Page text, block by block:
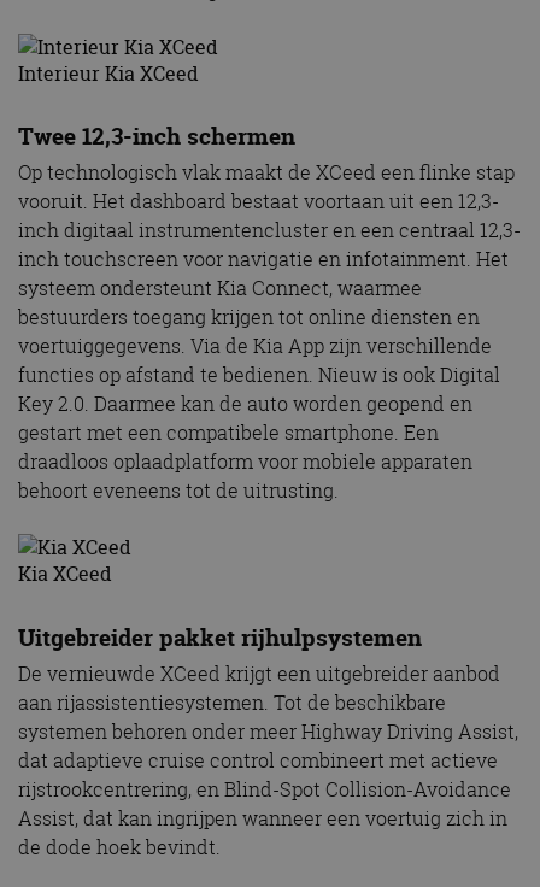
Interieur Kia XCeed
Twee 12,3-inch schermen
Op technologisch vlak maakt de XCeed een flinke stap
vooruit. Het dashboard bestaat voortaan uit een 12,3-
inch digitaal instrumentencluster en een centraal 12,3-
inch touchscreen voor navigatie en infotainment. Het
systeem ondersteunt Kia Connect, waarmee
bestuurders toegang krijgen tot online diensten en
voertuiggegevens. Via de Kia App zijn verschillende
functies op afstand te bedienen. Nieuw is ook Digital
Key 2.0. Daarmee kan de auto worden geopend en
gestart met een compatibele smartphone. Een
draadloos oplaadplatform voor mobiele apparaten
behoort eveneens tot de uitrusting.
Kia XCeed
Uitgebreider pakket rijhulpsystemen
De vernieuwde XCeed krijgt een uitgebreider aanbod
aan rijassistentiesystemen. Tot de beschikbare
systemen behoren onder meer Highway Driving Assist,
dat adaptieve cruise control combineert met actieve
rijstrookcentrering, en Blind-Spot Collision-Avoidance
Assist, dat kan ingrijpen wanneer een voertuig zich in
de dode hoek bevindt.